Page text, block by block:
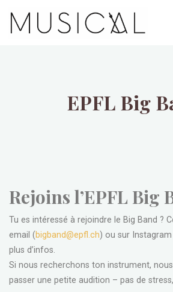
EPFL Big
Rejoins l’EPFL Big
Tu es intéressé à rejoindre le Big Band ?
email (bigband@epfl.ch) ou sur Instagram
plus d’infos.
Si nous recherchons ton instrument,
passer une petite audition – pas de